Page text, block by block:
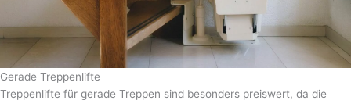
Gerade Treppenlifte
Treppenlifte für gerade Treppen sind besonders preiswert, da die